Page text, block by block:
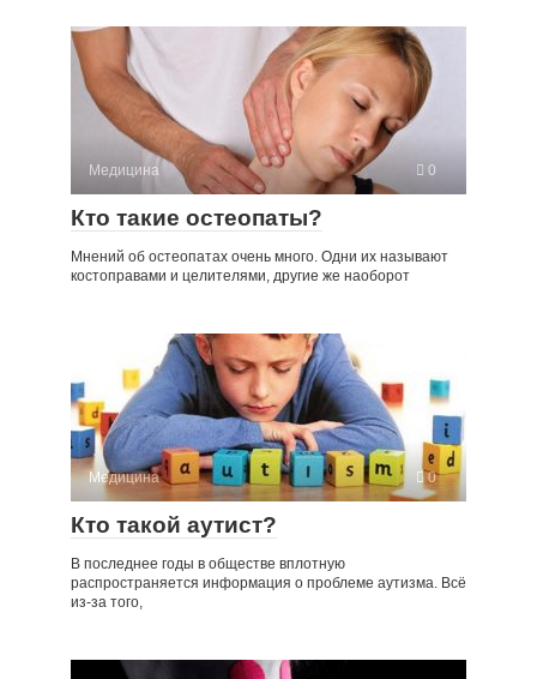
Медицина 0
Кто такие остеопаты?
Мнений об остеопатах очень много. Одни их называют
костоправами и целителями, другие же наоборот
Медицина 0
Кто такой аутист?
В последнее годы в обществе вплотную
распространяется информация о проблеме аутизма. Всё
из-за того,